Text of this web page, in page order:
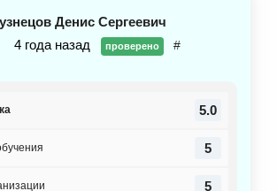
Денис Сергеевич
4 года назад
проверено #
5.0
5
5